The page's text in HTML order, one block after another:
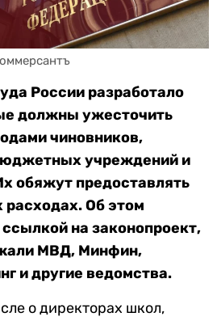
России разработало
должны ужесточить
чиновников,
учреждений и
обяжут предоставлять
расходах. Об этом
на законопроект,
МВД, Минфин,
и другие ведомства.
о директорах школ,